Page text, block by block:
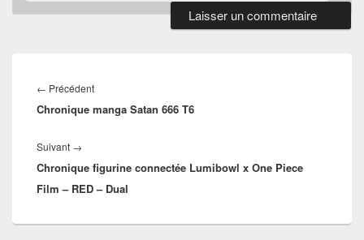
de
l’article
← PrécédentArticle
précédent :
Chronique manga Satan 666 T6
Suivant →
suivant :
Chronique figurine connectée Lumibowl x One Piece
Film – RED – Dual